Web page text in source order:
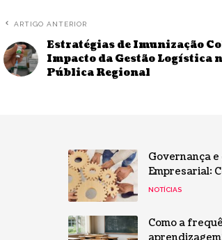
ARTIGO ANTERIOR
Estratégias de Imunização
Impacto da Gestão Logística
Pública Regional
Governança
Empresarial:
NOTÍCIAS
Como a